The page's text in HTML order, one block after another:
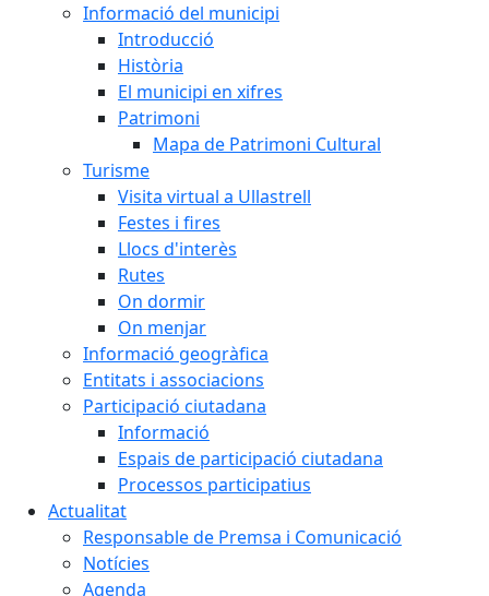
Informació del municipi
Introducció
Història
El municipi en xifres
Patrimoni
Mapa de Patrimoni Cultural
Turisme
Visita virtual a Ullastrell
Festes i fires
Llocs d'interès
Rutes
On dormir
On menjar
Informació geogràfica
Entitats i associacions
Participació ciutadana
Informació
Espais de participació ciutadana
Processos participatius
Actualitat
Responsable de Premsa i Comunicació
Notícies
Agenda